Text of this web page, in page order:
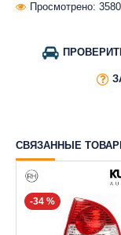
Просмотрено: 3580
СВЯЗАННЫЕ
-34 %